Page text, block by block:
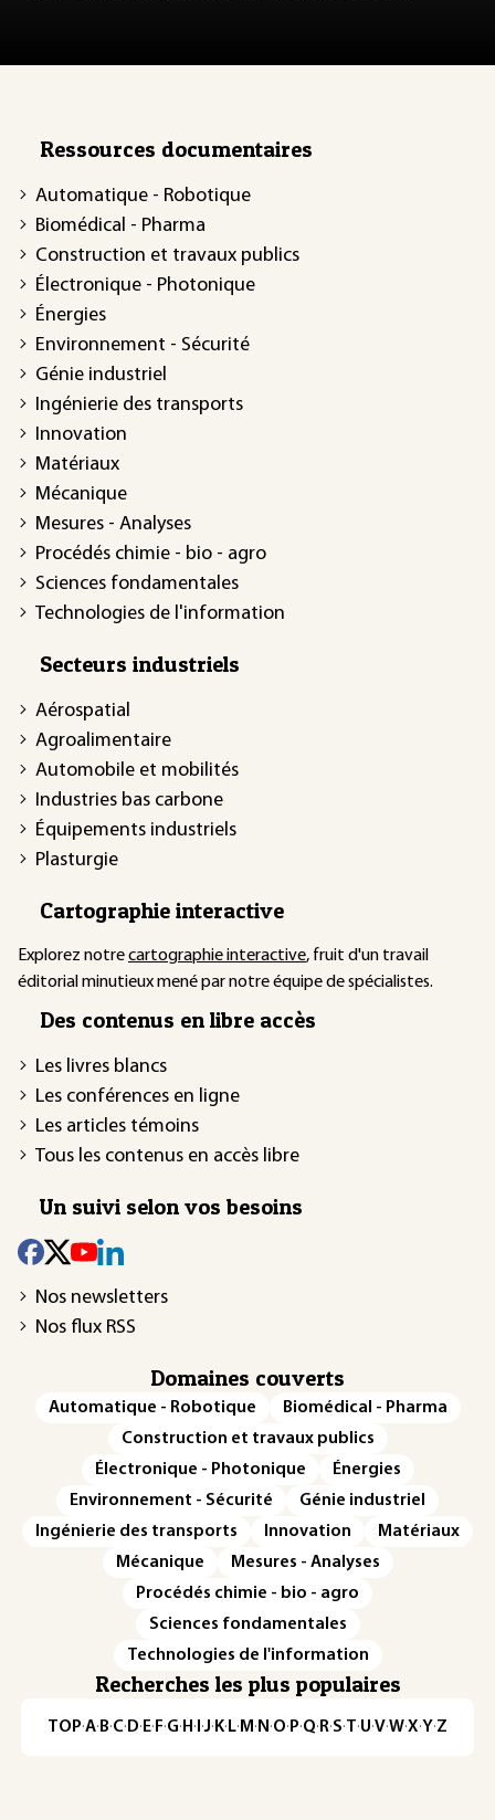
Ressources documentaires
Automatique - Robotique
Biomédical - Pharma
Construction et travaux publics
Électronique - Photonique
Énergies
Environnement - Sécurité
Génie industriel
Ingénierie des transports
Innovation
Matériaux
Mécanique
Mesures - Analyses
Procédés chimie - bio - agro
Sciences fondamentales
Technologies de l'information
Secteurs industriels
Aérospatial
Agroalimentaire
Automobile et mobilités
Industries bas carbone
Équipements industriels
Plasturgie
Cartographie interactive
Explorez notrecartographie interactive, fruit d'un travail
éditorial minutieux mené par notre équipe de spécialistes.
Des contenus en libre accès
Les livres blancs
Les conférences en ligne
Les articles témoins
Tous les contenus en accès libre
Un suivi selon vos besoins
Nos newsletters
Nos flux RSS
Domaines couverts
Automatique - Robotique
Biomédical - Pharma
Construction et travaux publics
Électronique - Photonique
Énergies
Environnement - Sécurité
Génie industriel
Ingénierie des transports
Innovation
Matériaux
Mécanique
Mesures - Analyses
Procédés chimie - bio - agro
Sciences fondamentales
Technologies de l'information
Recherches les plus populaires
TOP·A·B·C· D· E· F·G· H · ·J· K· L· M · N ·O· P·Q· R·S·T·U·V·W·X·Y·Z